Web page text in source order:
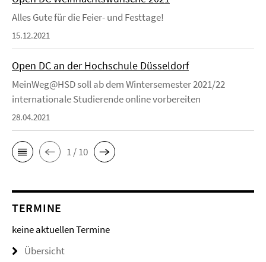
Alles Gute für die Feier- und Festtage!
15.12.2021
Open DC an der Hochschule Düsseldorf
MeinWeg@HSD soll ab dem Wintersemester 2021/22
internationale Studierende online vorbereiten
28.04.2021
1 / 10
TERMINE
keine aktuellen Termine
Übersicht